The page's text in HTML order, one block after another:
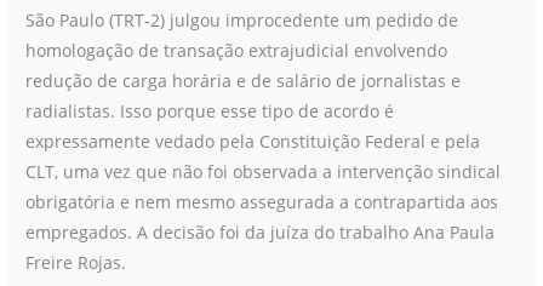
São Paulo (TRT-2) julgou improcedente um pedido de
homologação de transação extrajudicial envolvendo
redução de carga horária e de salário de jornalistas e
radialistas. Isso porque esse tipo de acordo é
expressamente vedado pela Constituição Federal e pela
CLT, uma vez que não foi observada a intervenção sindical
obrigatória e nem mesmo assegurada a contrapartida aos
empregados. A decisão foi da juíza do trabalho Ana Paula
Freire Rojas.
jornada
deve
ter
garantia
provisória
de
emprego